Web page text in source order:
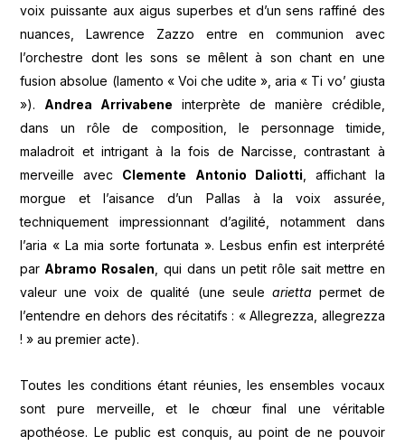
voix puissante aux aigus superbes et d’un sens raffiné des
nuances, Lawrence Zazzo entre en communion avec
l’orchestre dont les sons se mêlent à son chant en une
fusion absolue (lamento « Voi che udite », aria « Ti vo’ giusta
»). Andrea Arrivabene interprète de manière crédible,
dans un rôle de composition, le personnage timide,
maladroit et intrigant à la fois de Narcisse, contrastant à
merveille avec Clemente Antonio Daliotti, affichant la
morgue et l’aisance d’un Pallas à la voix assurée,
techniquement impressionnant d’agilité, notamment dans
l’aria « La mia sorte fortunata ». Lesbus enfin est interprété
par Abramo Rosalen, qui dans un petit rôle sait mettre en
valeur une voix de qualité (une seule arietta permet de
l’entendre en dehors des récitatifs : « Allegrezza, allegrezza
! » au premier acte).
Toutes les conditions étant réunies, les ensembles vocaux
sont pure merveille, et le chœur final une véritable
apothéose. Le public est conquis, au point de ne pouvoir